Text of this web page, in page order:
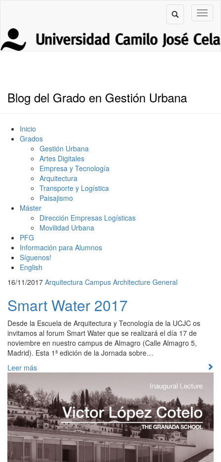
Blog del Grado en Gestión Urbana
Inicio
Grados
Gestión Urbana
Artes Digitales
Empresa y Tecnología
Arquitectura
Transporte y Logística
Paisajismo
Máster
Dirección Empresas Logísticas
Movilidad Urbana
PFG
Información para Alumnos
Síguenos!
English
16/11/2017 Arquitectura Campus Architecture General
Smart Water 2017
Desde la Escuela de Arquitectura y Tecnología de la UCJC os
invitamos al forum Smart Water que se realizará el día 17 de
noviembre en nuestro campus de Almagro (Calle Almagro 5,
Madrid). Esta 1ª edición de la Jornada sobre…
Leer más